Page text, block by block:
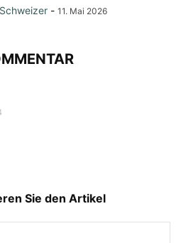
- 11. Mai 2026
Sie den Artikel